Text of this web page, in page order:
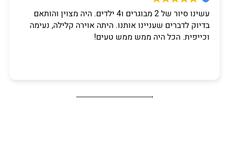
עשינו סיור של 2 מבוגרים ו4 ילדים. היה מצוין והותאם
בדיוק לדברים שעניינו אותנו. היתה אוירה קלילה, נעימה
וכייפית. הכל היה ממש ממש טעים!